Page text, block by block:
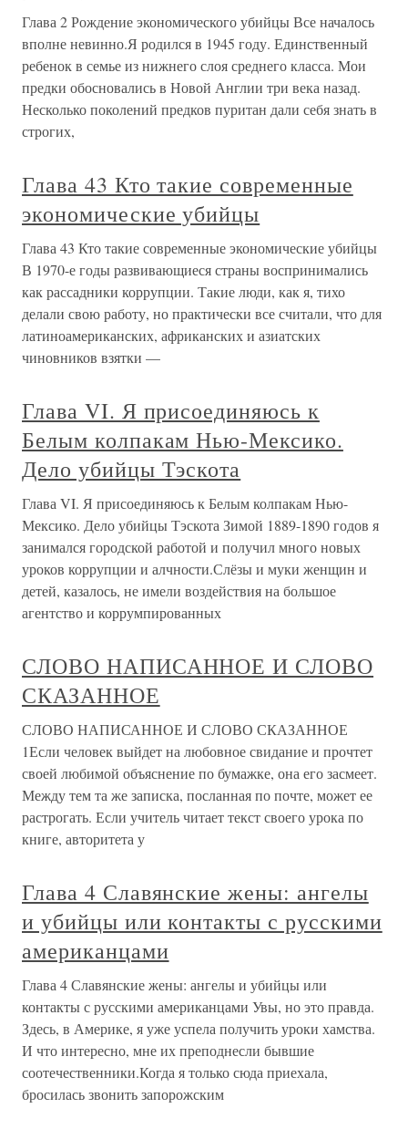
Глава 2 Рождение экономического убийцы Все началось
вполне невинно.Я родился в 1945 году. Единственный
ребенок в семье из нижнего слоя среднего класса. Мои
предки обосновались в Новой Англии три века назад.
Несколько поколений предков пуритан дали себя знать в
строгих,
Глава 43 Кто такие современные
экономические убийцы
Глава 43 Кто такие современные экономические убийцы
В 1970-е годы развивающиеся страны воспринимались
как рассадники коррупции. Такие люди, как я, тихо
делали свою работу, но практически все считали, что для
латиноамериканских, африканских и азиатских
чиновников взятки —
Глава VI. Я присоединяюсь к
Белым колпакам Нью-Мексико.
Дело убийцы Тэскота
Глава VI. Я присоединяюсь к Белым колпакам Нью-
Мексико. Дело убийцы Тэскота Зимой 1889-1890 годов я
занимался городской работой и получил много новых
уроков коррупции и алчности.Слёзы и муки женщин и
детей, казалось, не имели воздействия на большое
агентство и коррумпированных
СЛОВО НАПИСАННОЕ И СЛОВО
СКАЗАННОЕ
СЛОВО НАПИСАННОЕ И СЛОВО СКАЗАННОЕ
1Если человек выйдет на любовное свидание и прочтет
своей любимой объяснение по бумажке, она его засмеет.
Между тем та же записка, посланная по почте, может ее
растрогать. Если учитель читает текст своего урока по
книге, авторитета у
Глава 4 Славянские жены: ангелы
и убийцы или контакты с русскими
американцами
Глава 4 Славянские жены: ангелы и убийцы или
контакты с русскими американцами Увы, но это правда.
Здесь, в Америке, я уже успела получить уроки хамства.
И что интересно, мне их преподнесли бывшие
соотечественники.Когда я только сюда приехала,
бросилась звонить запорожским